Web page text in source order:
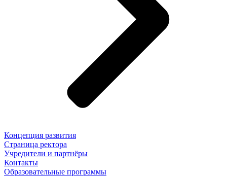
Концепция развития
Страница ректора
Учредители и партнёры
Контакты
Образовательные программы